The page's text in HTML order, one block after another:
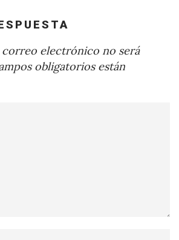
electrónico no será
obligatorios están